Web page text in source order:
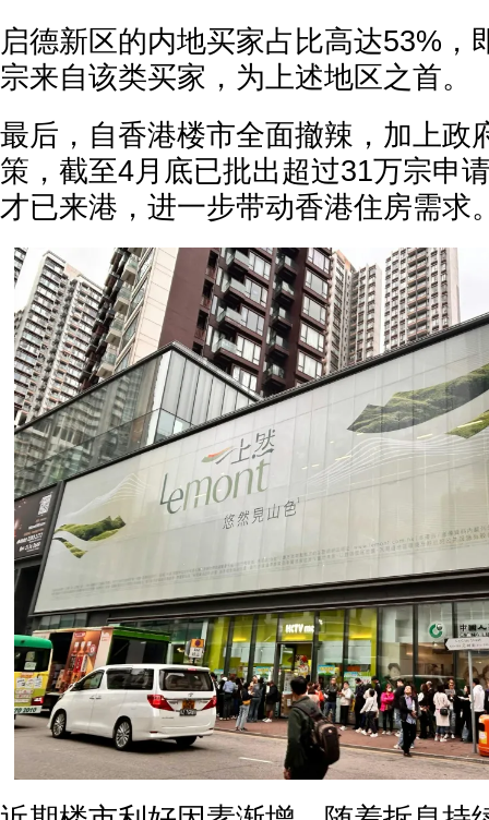
启德新区的内地买家占比高达53%，
宗来自该类买家，为上述地区之首。
最后，自香港楼市全面撤辣，加上政
策，截至4月底已批出超过31万宗申
才已来港，进一步带动香港住房需求